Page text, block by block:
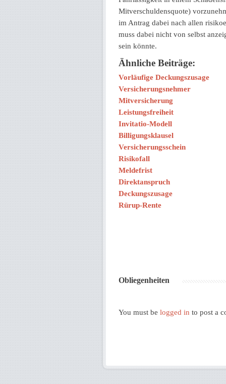
Mitverschuldensquote)
im Antrag dabei nach allen
muss dabei nicht von selbst
sein könnte.
Ähnliche Beiträge:
Vorläufige Deckungszusage
Versicherungsnehmer
Mitversicherung
Leistungsfreiheit
Invitatio-Modell
Billigungsklausel
Versicherungsschein
Risikofall
Meldefrist
Direktanspruch
Deckungszusage
Rürup-Rente
Obliegenheiten
You must be logged in to post a